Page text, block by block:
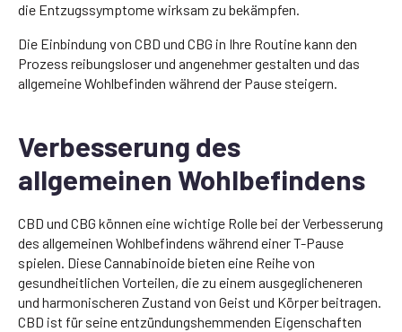
die Entzugssymptome wirksam zu bekämpfen.
Die Einbindung von CBD und CBG in Ihre Routine kann den
Prozess reibungsloser und angenehmer gestalten und das
allgemeine Wohlbefinden während der Pause steigern.
Verbesserung des
allgemeinen Wohlbefindens
CBD und CBG können eine wichtige Rolle bei der Verbesserung
des allgemeinen Wohlbefindens während einer T-Pause
spielen. Diese Cannabinoide bieten eine Reihe von
gesundheitlichen Vorteilen, die zu einem ausgeglicheneren
und harmonischeren Zustand von Geist und Körper beitragen.
CBD ist für seine entzündungshemmenden Eigenschaften